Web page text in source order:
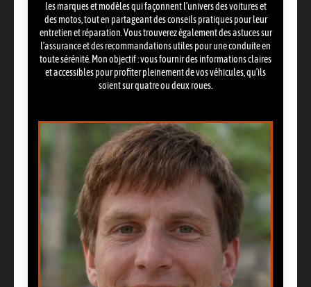
les marques et modèles qui façonnent l’univers des voitures et
des motos, tout en partageant des conseils pratiques pour leur
entretien et réparation. Vous trouverez également des astuces sur
l’assurance et des recommandations utiles pour une conduite en
toute sérénité. Mon objectif : vous fournir des informations claires
et accessibles pour profiter pleinement de vos véhicules, qu’ils
soient sur quatre ou deux roues.